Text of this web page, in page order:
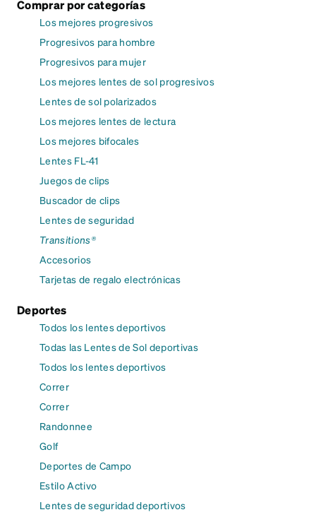
Comprar por categorías
Los mejores progresivos
Progresivos para hombre
Progresivos para mujer
Los mejores lentes de sol progresivos
Lentes de sol polarizados
Los mejores lentes de lectura
Los mejores bifocales
Lentes FL-41
Juegos de clips
Buscador de clips
Lentes de seguridad
Transitions®
Accesorios
Tarjetas de regalo electrónicas
Deportes
Todos los lentes deportivos
Todas las Lentes de Sol deportivas
Todos los lentes deportivos
Correr
Correr
Randonnee
Golf
Deportes de Campo
Estilo Activo
Lentes de seguridad deportivos